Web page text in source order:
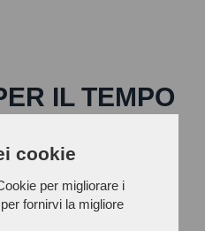
cookie
per migliorare i
fornirvi la migliore
IL TEMPO